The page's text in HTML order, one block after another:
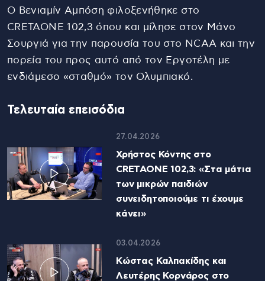
Ο Βενιαμίν Αμπόση φιλοξενήθηκε στο
CRETAONE 102,3 όπου και μίλησε στον Μάνο
Σουργιά για την παρουσία του στο NCAA και την
πορεία του προς αυτό από τον Εργοτέλη με
ενδιάμεσο «σταθμό» τον Ολυμπιακό.
Τελευταία επεισόδια
27.04.2026
Χρήστος Κόντης στο
CRETAONE 102,3: «Στα μάτια
των μικρών παιδιών
συνειδητοποιούμε τι έχουμε
κάνει»
03.04.2026
Κώστας Καλπακίδης και
Λευτέρης Κορνάρος στο